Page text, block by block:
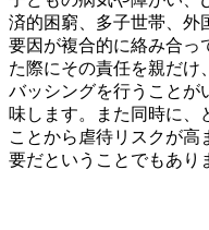
済的困窮、多子世帯、外
要因が複合的に絡み合っ
た際にその責任を親だけ
バッシングを行うことが
味します。また同時に、
ことから虐待リスクが高
要だということでもあり